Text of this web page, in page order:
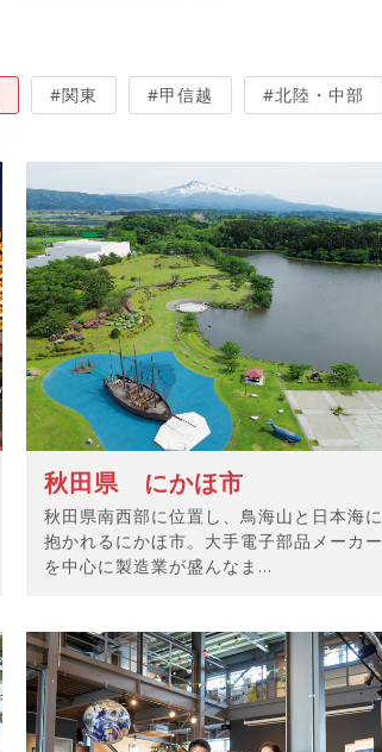
#関東 #甲信越 #北陸・中部
秋田県 にかほ市
秋田県南西部に位置し、鳥海山と日本海に
抱かれるにかほ市。大手電子部品メーカー
を中心に製造業が盛んなま...